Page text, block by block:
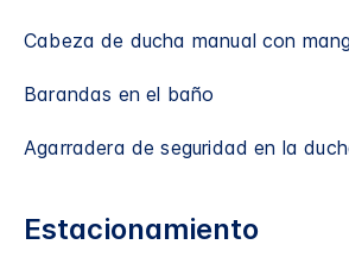
Cabeza de ducha manual con
Barandas en el baño
Agarradera de seguridad en la
Estacionamiento